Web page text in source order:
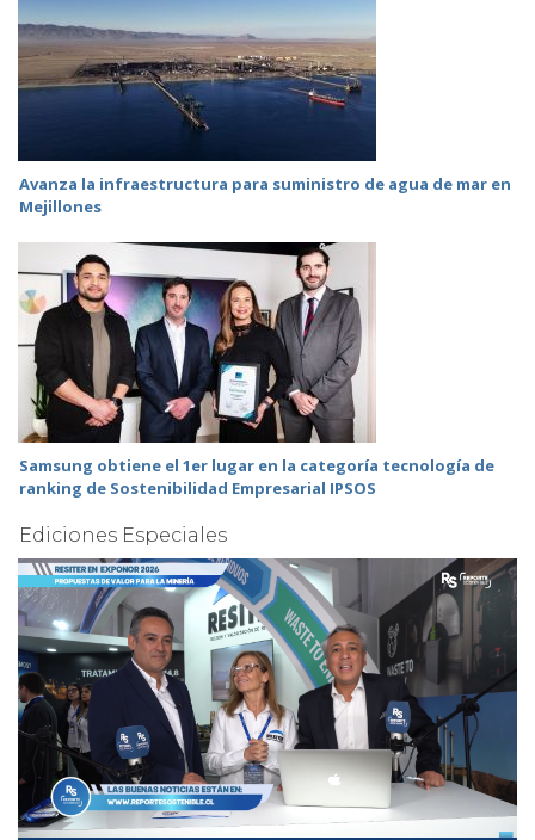
Avanza la infraestructura para suministro de agua de mar en
Mejillones
Samsung obtiene el 1er lugar en la categoría tecnología de
ranking de Sostenibilidad Empresarial IPSOS
Ediciones Especiales